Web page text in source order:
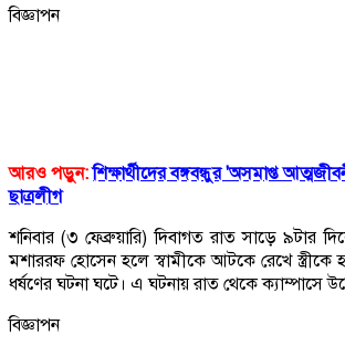
বিজ্ঞাপন
আরও পড়ুন: শিক্ষার্থীদের বঙ্গবন্ধুর 'অসমাপ্ত
ছাত্রলীগ
শনিবার (৩ ফেব্রুয়ারি) দিবাগত রাত সাড়ে ৯টার
মশাররফ হোসেন হলে স্বামীকে আটকে রেখে স্ত্রীকে
ধর্ষণের ঘটনা ঘটে। এ ঘটনায় রাত থেকে ক্যাম্পাসে
বিজ্ঞাপন